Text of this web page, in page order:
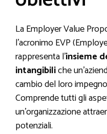
La Employer Value
l’acronimo EVP
rappresenta l’insieme
intangibiliche
cambio del loro
Comprende tutti gli
un’organizzazione
potenziali.